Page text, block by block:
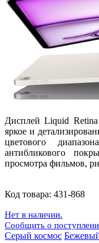
ДисплейLiquid Retina
яркое и
цветового
антибликового
просмотра фильмов,
Код товара: 431-868
Нет в наличии.
Сообщить о
Серый космос